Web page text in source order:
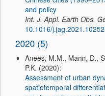
and policy
Int. J. Appl. Earth Obs.
10.1016/
2020 (5)
Anees, M.M., Mann, D.,
P.K. (2020):
Assessment of urban
spatiotemporal